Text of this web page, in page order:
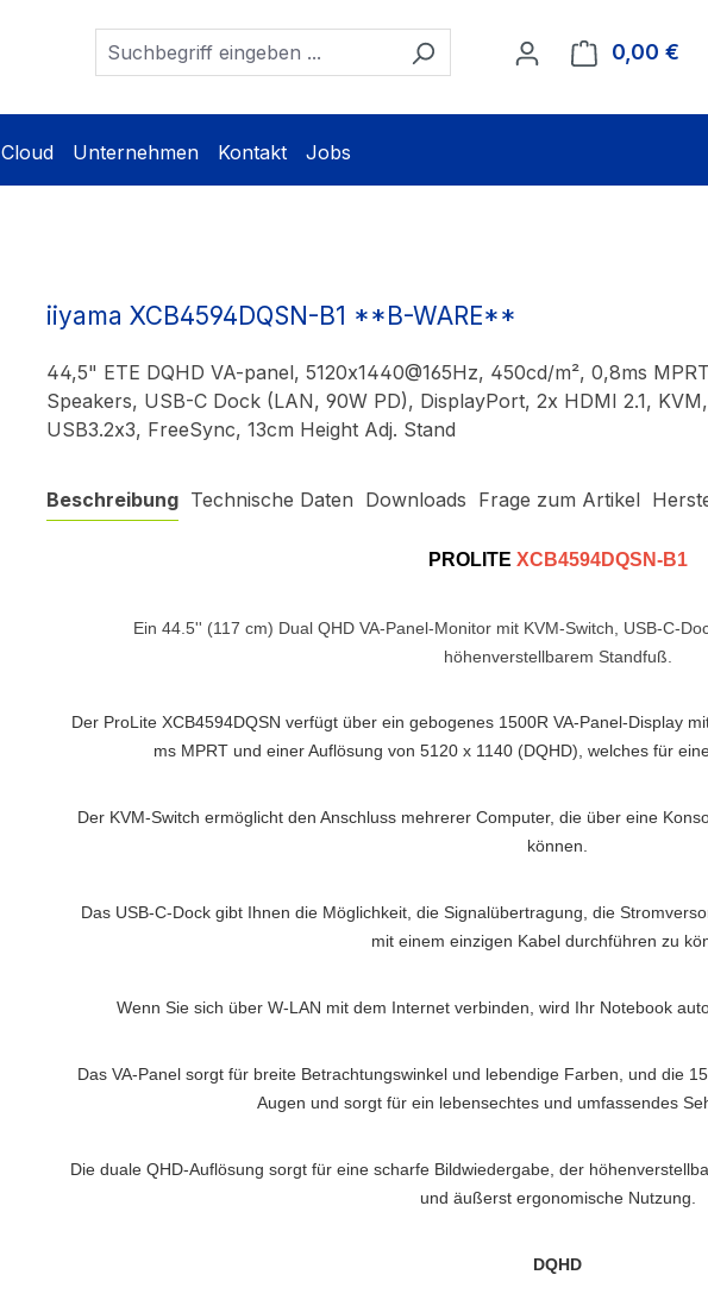
0,00 €
Cloud Unternehmen Kontakt Jobs
iiyama XCB4594DQSN-B1 **B-WARE**
44,5" ETE DQHD VA-panel, 5120x1440@165Hz, 450cd/m², 0,8ms
Speakers, USB-C Dock (LAN, 90W PD), DisplayPort, 2x HDMI 2.1, KVM,
USB3.2x3, FreeSync, 13cm Height Adj. Stand
Beschreibung Technische Daten Downloads Frage zum Artikel
PROLITE XCB4594DQSN-B1
Ein 44.5'' (117 cm) Dual QHD VA-Panel-Monitor mit KVM-Switch, USB-C-
höhenverstellbarem Standfuß.
Der ProLite XCB4594DQSN verfügt über ein gebogenes 1500R VA-Panel-Display
ms MPRT und einer Auflösung von 5120 x 1140 (DQHD), welches für
Der KVM-Switch ermöglicht den Anschluss mehrerer Computer, die über eine
können.
Das USB-C-Dock gibt Ihnen die Möglichkeit, die Signalübertragung, die
mit einem einzigen Kabel durchführen zu
Wenn Sie sich über W-LAN mit dem Internet verbinden, wird Ihr Notebook
Das VA-Panel sorgt für breite Betrachtungswinkel und lebendige Farben, und die
Augen und sorgt für ein lebensechtes und umfassendes
Die duale QHD-Auflösung sorgt für eine scharfe Bildwiedergabe, der
und äußerst ergonomische Nutzung.
DQHD